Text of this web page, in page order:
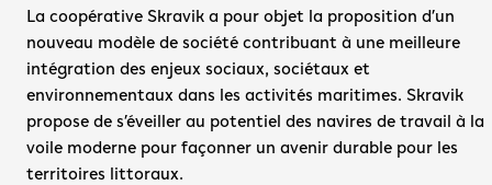
La coopérative Skravik a pour objet la proposition d’un
nouveau modèle de société contribuant à une meilleure
intégration des enjeux sociaux, sociétaux et
environnementaux dans les activités maritimes. Skravik
propose de s’éveiller au potentiel des navires de travail à la
voile moderne pour façonner un avenir durable pour les
territoires littoraux.